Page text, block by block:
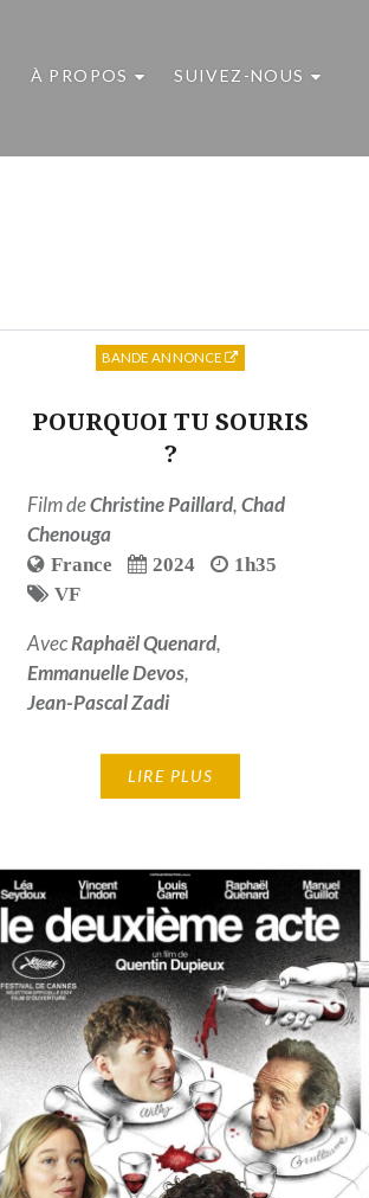
À PROPOS SUIVEZ-NOUS
POURQUOI TU SOURIS
?
Film deChristine Paillard,Chad
Chenouga
France 2024
1h35
VF
AvecRaphaël Quenard,
Emmanuelle Devos,
Jean-Pascal Zadi
LIRE PLUS
BANDE ANNONCE